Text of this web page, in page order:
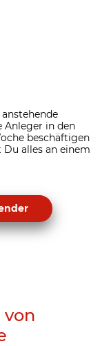
Anleger in den
beschäftigen
alles an einem
von